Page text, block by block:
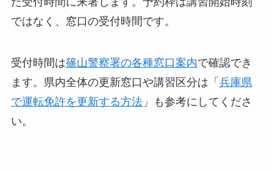
ではなく、窓口の受付時間です。
受付時間は篠山警察署の各種窓口案内で確認でき
ます。県内全体の更新窓口や講習区分は「 兵庫県
で運転免許を更新する方法」も参考にしてくださ
い。